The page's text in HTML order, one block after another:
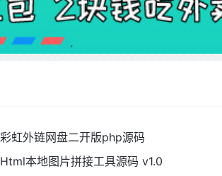
彩虹外链网盘二开版php源码
Html本地图片拼接工具源码 v1.0